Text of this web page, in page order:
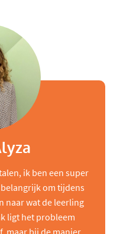
ik ben een super
om tijdens
naar wat de leerling
ligt het probleem